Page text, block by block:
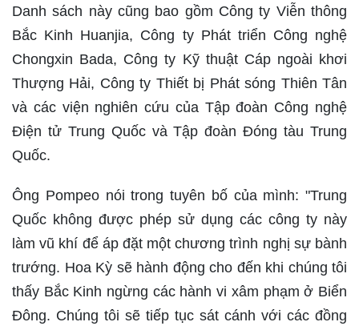
Danh sách này cũng bao gồm Công ty Viễn thông
Bắc Kinh Huanjia, Công ty Phát triển Công nghệ
Chongxin Bada, Công ty Kỹ thuật Cáp ngoài khơi
Thượng Hải, Công ty Thiết bị Phát sóng Thiên Tân
và các viện nghiên cứu của Tập đoàn Công nghệ
Điện tử Trung Quốc và Tập đoàn Đóng tàu Trung
Quốc.
Ông Pompeo nói trong tuyên bố của mình: "Trung
Quốc không được phép sử dụng các công ty này
làm vũ khí để áp đặt một chương trình nghị sự bành
trướng. Hoa Kỳ sẽ hành động cho đến khi chúng tôi
thấy Bắc Kinh ngừng các hành vi xâm phạm ở Biển
Đông. Chúng tôi sẽ tiếp tục sát cánh với các đồng